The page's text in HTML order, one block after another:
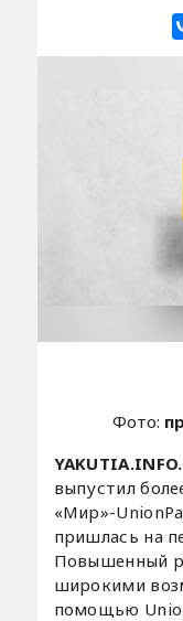
Фото:
YAKUTIA.INFO.
выпустил
«Мир»-
пришлась на
Повышенный
широкими
помощью